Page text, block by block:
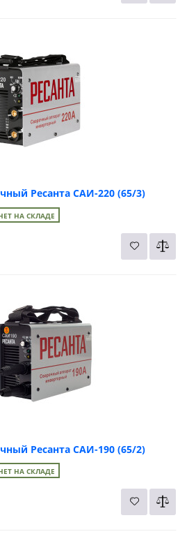
Ресанта САИ-220 (65/3)
НА СКЛАДЕ
Ресанта САИ-190 (65/2)
НА СКЛАДЕ